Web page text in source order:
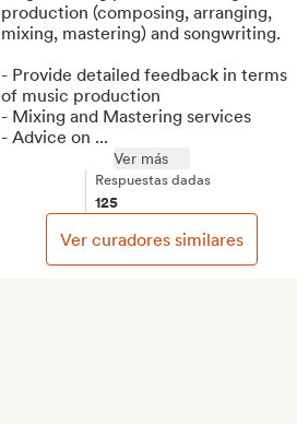
production (composing, arranging,
mixing, mastering) and songwriting.
- Provide detailed feedback in terms
of music production
- Mixing and Mastering services
- Advice on ...
Ver más
Respuestas dadas
125
Ver curadores similares